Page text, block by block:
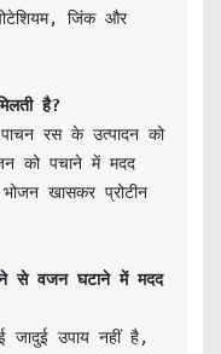
जिंक और
है?
रस के उत्पादन को
को पचाने में मदद
खासकर प्रोटीन
से वजन घटाने में मदद
जादुई उपाय नहीं है,